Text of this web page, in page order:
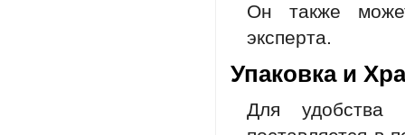
Он также
эксперта.
Упаковка и
Для удобства